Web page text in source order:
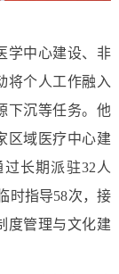
中心建设、非
将个人工作融入
下沉等任务。他
区域医疗中心建
长期派驻32人
时指导58次，接
度管理与文化建